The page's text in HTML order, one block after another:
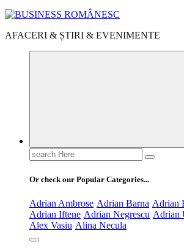
AFACERI & ȘTIRI & EVENIMENTE
Search
for:
Or check our Popular Categories...
Adrian Ambrose Adrian Barna Adrian
Adrian Iftene Adrian Negrescu Adrian
Alex Vasiu Alina Necula